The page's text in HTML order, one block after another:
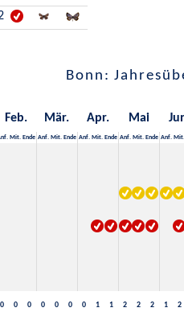
Bonn:
Feb. Mär. Apr. Mai
Mit. Ende Anf. Mit. Ende Anf. Mit. Ende Anf. Mit. Ende Anf. Mit.
0 0 0 0 0 0 0 1 1 2 2 2 1 2